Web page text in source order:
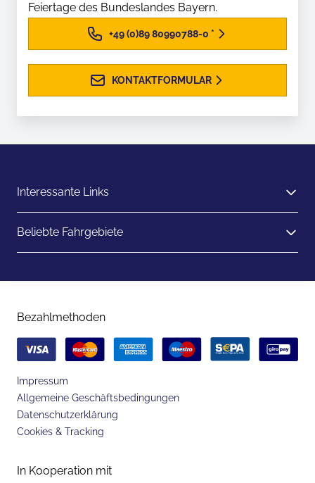
Feiertage des Bundeslandes Bayern.
+49 (0)89 80990788-0 *
KONTAKTFORMULAR
Interessante Links
Beliebte Fahrgebiete
Bezahlmethoden
Impressum
Allgemeine Geschäftsbedingungen
Datenschutzerklärung
Cookies & Tracking
In Kooperation mit